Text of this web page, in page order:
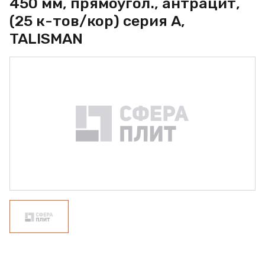
(25 к-тов/кор) серия А,
TALISMAN